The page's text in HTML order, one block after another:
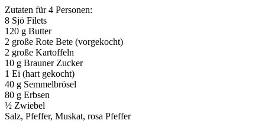
Zutaten für 4 Personen:
8 Sjö Filets
120 g Butter
2 große Rote Bete (vorgekocht)
2 große Kartoffeln
10 g Brauner Zucker
1 Ei (hart gekocht)
40 g Semmelbrösel
80 g Erbsen
½ Zwiebel
Salz, Pfeffer, Muskat, rosa Pfeffer